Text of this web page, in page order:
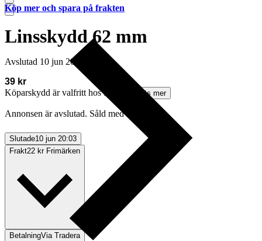
Linsskydd 62 mm
Avslutad 10 jun 20:03
39 kr
Köparskydd är valfritt hos företag.
Läs mer
Annonsen är avslutad. Såld med Köp nu.
Slutade10 jun 20:03
Frakt22 kr Frimärken
BetalningVia Tradera
Köp mer och spara på frakten